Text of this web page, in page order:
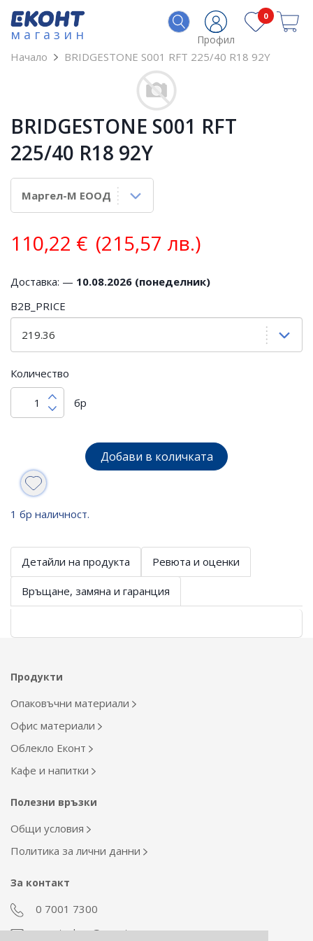
магазин Профил
0
Начало BRIDGESTONE S001 RFT 225/40 R18 92Y
BRIDGESTONE S001 RFT
225/40 R18 92Y
110,22 € (215,57 лв.)
Доставка: — 10.08.2026 (понеделник)
B2B_PRICE
Количество
бр
Добави в количката
1 бр наличност.
Детайли на продукта Ревюта и оценки
Връщане, замяна и гаранция
Продукти
Опаковъчни материали
Офис материали
Облекло Еконт
Кафе и напитки
Полезни връзки
Общи условия
Политика за лични данни
За контакт
0 7001 7300
econt_shop@econt.com